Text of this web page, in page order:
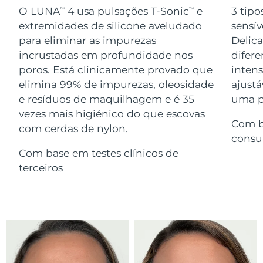
O LUNATM 4 usa pulsações T-SonicTM
e
extremidades de silicone aveludado
para eliminar as impurezas
incrustadas em profundidade nos
poros. Está clinicamente provado que
elimina 99% de impurezas, oleosidade
e resíduos de maquilhagem e é 35
vezes mais higiénico do que escovas
com cerdas de nylon.
Com base em testes clínicos de
terceiros
3
uma
Com
Advanced pore care essentials
For healthy hair
issa™ Teeth Whitening Gel
18% PAP
Cosméticos Homens
Comprar todos
FOREO APP
Israel Entrega prevista 8/15/26
Itália Entrega prevista 8/11/26
Japão Entrega prevista 8/14/26
Jersey
8/13/26
Kuwait
Líbano Entrega prevista8/12/26
Lituânia Entrega prevista8/11/26